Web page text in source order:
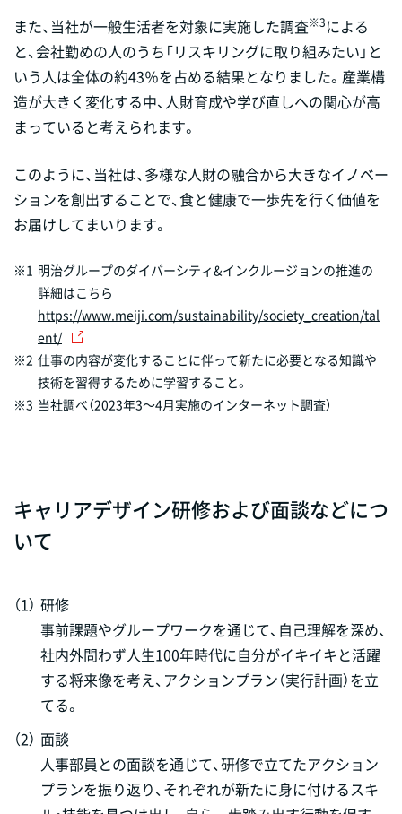
また、当社が一般生活者を対象に実施した調査※3による
と、会社勤めの人のうち「リスキリングに取り組みたい」と
いう人は全体の約43％を占める結果となりました。産業構
造が大きく変化する中、人財育成や学び直しへの関心が高
まっていると考えられます。
このように、当社は、多様な人財の融合から大きなイノベー
ションを創出することで、食と健康で一歩先を行く価値を
お届けしてまいります。
※1 明治グループのダイバーシティ&インクルージョンの推進の
詳細はこちら
https://www.meiji.com/sustainability/society_creation/tal
ent/
※2 仕事の内容が変化することに伴って新たに必要となる知識や
技術を習得するために学習すること。
※3 当社調べ（2023年3～4月実施のインターネット調査）
キャリアデザイン研修および面談などにつ
いて
（1） 研修
事前課題やグループワークを通じて、自己理解を深め、
社内外問わず人生100年時代に自分がイキイキと活躍
する将来像を考え、アクションプラン（実行計画）を立
てる。
（2） 面談
人事部員との面談を通じて、研修で立てたアクション
プランを振り返り、それぞれが新たに身に付けるスキ